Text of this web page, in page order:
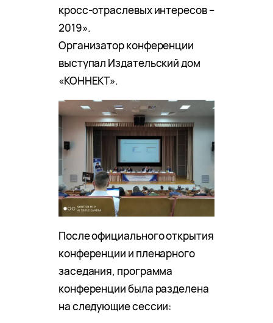
кросс-отраслевых интересов –
2019».
Организатор конференции
выступал Издательский дом
«КОННЕКТ».
После официального открытия
конференции и пленарного
заседания, программа
конференции была разделена
на следующие сессии: